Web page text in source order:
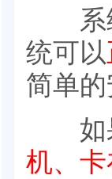
系统
统可以
简单
如果
机、